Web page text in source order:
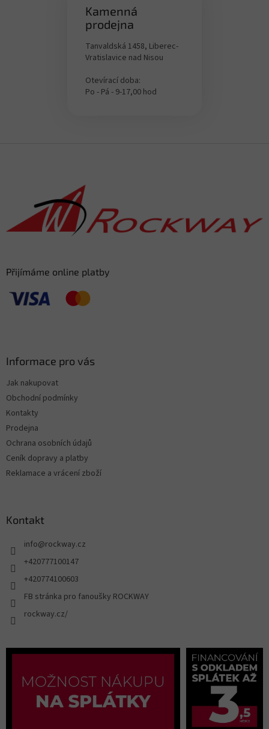
Kamenná
prodejna
Tanvaldská 1458, Liberec-
Vratislavice nad Nisou
Otevírací doba:
Po - Pá - 9-17,00 hod
Přijímáme online platby
Informace pro vás
Jak nakupovat
Obchodní podmínky
Kontakty
Prodejna
Ochrana osobních údajů
Ceník dopravy a platby
Reklamace a vrácení zboží
Kontakt
info@rockway.cz
+420777100147
+420774100603
FB stránka pro fanoušky ROCKWAY
rockway.cz/